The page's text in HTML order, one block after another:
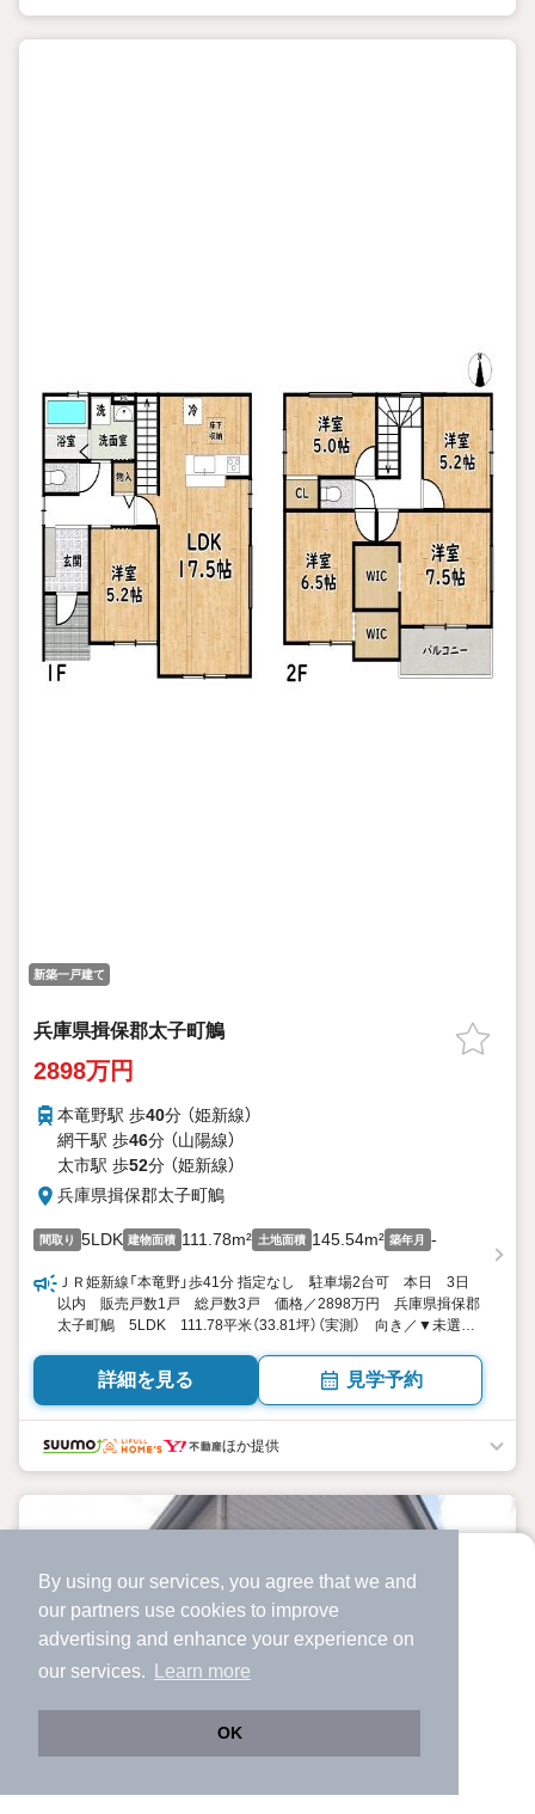
By using our services, you agree that we and
our partners use cookies to improve
advertising and enhance your experience on
our services.
Learn more
OK
より使いやすくなった
アプリで物件探ししませんか？
サクサク動く地図で物件検索
新築一戸建て
兵庫県揖保郡太子町鵤
2898万円
本竜野駅 歩40分 （姫新線）
網干駅 歩46分 （山陽線）
太市駅 歩52分 （姫新線）
兵庫県揖保郡太子町鵤
間取り 5LDK 建物面積 111.78m² 土地面積 145.54m² 築年月 -
ＪＲ姫新線「本竜野」歩41分 指定なし 駐車場2台可 本日 3日
以内 販売戸数1戸 総戸数3戸 価格／2898万円 兵庫県揖保郡
太子町鵤 5LDK 111.78平米（33.81坪）（実測） 向き／▼未選択
詳細を見る 見学予約
ほか提供